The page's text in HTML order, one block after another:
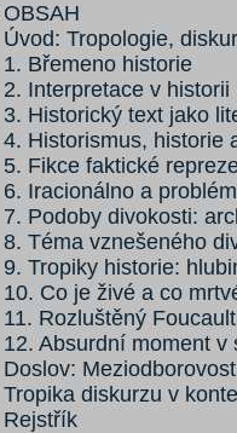
OBSAH
Úvod: Tropologie,
1. Břemeno historie
2. Interpretace v historii
3. Historický text jako
4. Historismus, historie
5. Fikce faktické
6. Iracionálno a
7. Podoby divokosti:
8. Téma vznešeného
9. Tropiky historie:
10. Co je živé a co
11. Rozluštěný
12. Absurdní moment
Doslov:
Tropika diskurzu v
Rejstřík